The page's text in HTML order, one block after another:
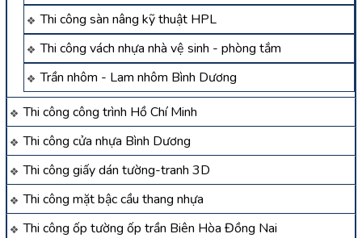
Thi công sàn nâng kỹ thuật HPL
Thi công vách nhựa nhà vệ sinh - phòng tắm
Trần nhôm - Lam nhôm Bình Dương
Thi công công trình Hồ Chí Minh
Thi công cửa nhựa Bình Dương
Thi công giấy dán tường-tranh 3D
Thi công mặt bậc cầu thang nhựa
Thi công ốp tường ốp trần Biên Hòa Đồng Nai